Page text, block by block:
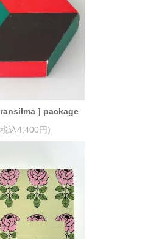
] package
込4,400円)